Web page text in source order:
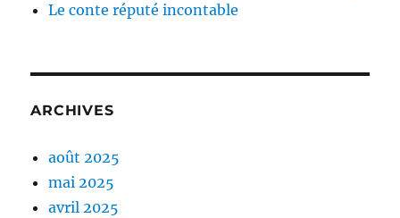
Le conte réputé incontable
ARCHIVES
août 2025
mai 2025
avril 2025